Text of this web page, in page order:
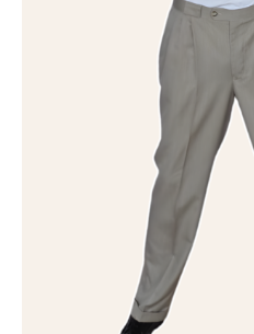
Ajouter un événement